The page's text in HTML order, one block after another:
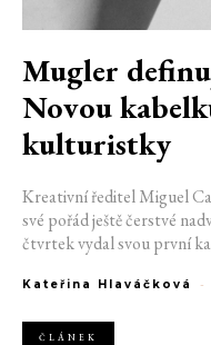
Mugler
Novou
kulturistky
Kreativní ředitel Miguel
své pořád ještě čerstvé
čtvrtek vydal svou první
do módního domu dorazil.
Kateřina Hlaváčková -
ČLÁNEK